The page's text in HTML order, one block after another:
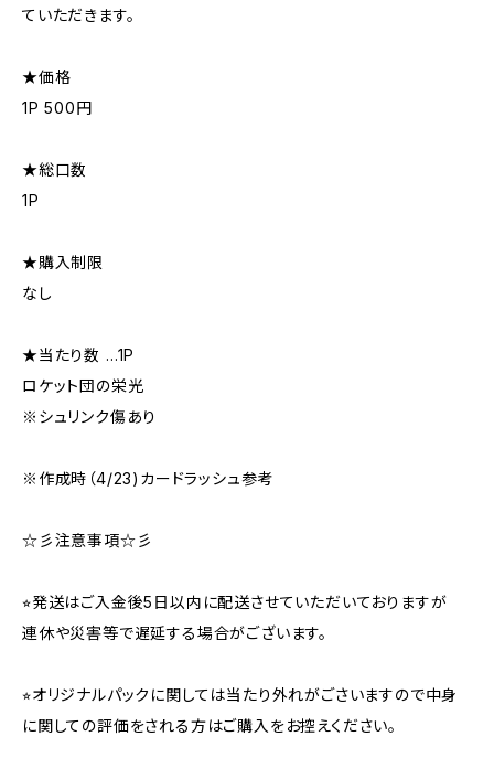
ていただきます。
★価格
1P 500円
★総口数
1P
★購入制限
なし
★当たり数 …1P
ロケット団の栄光
※シュリンク傷あり
※作成時（4/23)カードラッシュ参考
☆彡注意事項☆彡
⭐︎発送はご入金後5日以内に配送させていただいておりますが
連休や災害等で遅延する場合がございます。
⭐︎オリジナルパックに関しては当たり外れがごさいますので中身
に関しての評価をされる方はご購入をお控えください。